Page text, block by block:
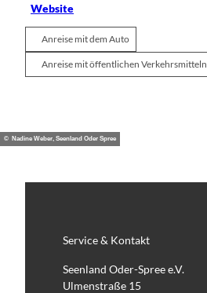
Website
Anreise mit dem Auto
Anreise mit öffentlichen Verkehrsmitteln
© Nadine Weber, Seenland Oder Spree
Service & Kontakt
Seenland Oder-Spree e.V.
Ulmenstraße 15